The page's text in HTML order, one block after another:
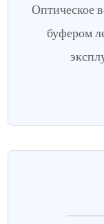
Оптическое
буфером